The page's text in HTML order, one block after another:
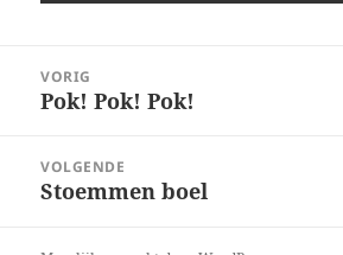
navigatie
VORIG
Vorig
Pok! Pok! Pok!
VOLGENDE
Volgend
Stoemmen boel